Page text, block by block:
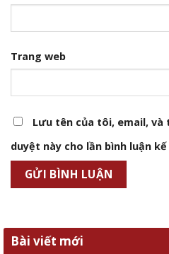
Trang web
Lưu tên của tôi, email,
duyệt này cho lần bình luận
Bài viết mới